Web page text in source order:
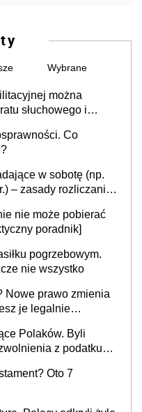
Wybrane
można
słuchowego i
Co
w sobotę (np.
– zasady rozliczania
pytania
nie może pobierać
poradnik]
pogrzebowym.
nie wszystko
Nowe prawo zmienia
je legalnie
Polaków. Byli
z podatku
Oto 7